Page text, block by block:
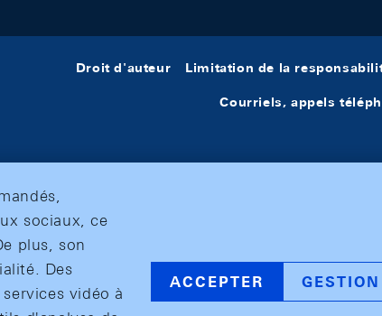
Droit d'auteur Limitation de la
Courriels, appels
sociaux, ce
plus, son
Des
vidéo à
ACCEPTER